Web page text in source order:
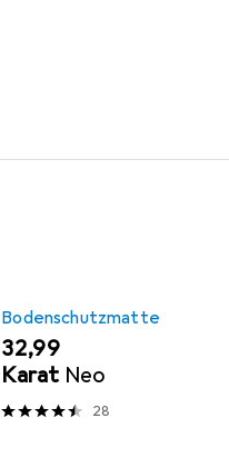
Bodenschutzmatte
EUR
32,99
Karat Neo
28